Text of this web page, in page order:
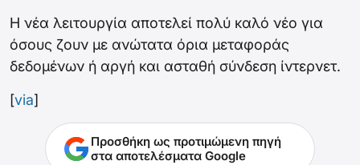
Η νέα λειτουργία αποτελεί πολύ καλό νέο για
όσους ζουν με ανώτατα όρια μεταφοράς
δεδομένων ή αργή και ασταθή σύνδεση ίντερνετ.
[via]
Προσθήκη ως προτιμώμενη πηγή
στα αποτελέσματα Google